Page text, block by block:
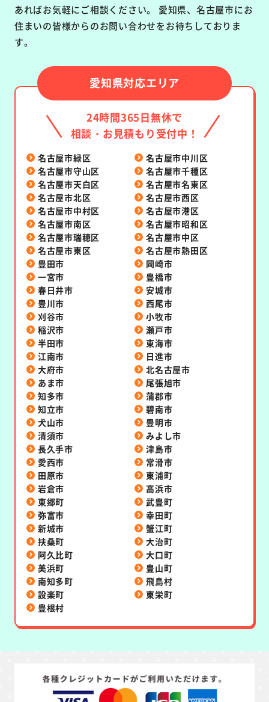
あればお気軽にご相談ください。 愛知県、名古屋市にお
住まいの皆様からのお問い合わせをお待ちしておりま
す。
愛知県対応エリア
24時間365日無休で
相談・お見積もり受付中！
名古屋市緑区
名古屋市中川区
名古屋市守山区
名古屋市千種区
名古屋市天白区
名古屋市名東区
名古屋市北区
名古屋市西区
名古屋市中村区
名古屋市港区
名古屋市南区
名古屋市昭和区
名古屋市瑞穂区
名古屋市中区
名古屋市東区
名古屋市熱田区
豊田市
岡崎市
一宮市
豊橋市
春日井市
安城市
豊川市
西尾市
刈谷市
小牧市
稲沢市
瀬戸市
半田市
東海市
江南市
日進市
大府市
北名古屋市
あま市
尾張旭市
知多市
蒲郡市
知立市
碧南市
犬山市
豊明市
清須市
みよし市
長久手市
津島市
愛西市
常滑市
田原市
東浦町
岩倉市
高浜市
東郷町
武豊町
弥富市
幸田町
新城市
蟹江町
扶桑町
大治町
阿久比町
大口町
美浜町
豊山町
南知多町
飛島村
設楽町
東栄町
豊根村